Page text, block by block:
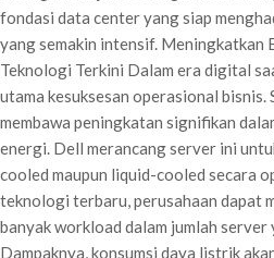
fondasi data center yang siap
yang semakin intensif. Meningkatkan
Teknologi Terkini Dalam era digital
utama kesuksesan operasional
membawa peningkatan signifikan
energi. Dell merancang server ini
cooled maupun liquid-cooled secara
teknologi terbaru, perusahaan dapat
banyak workload dalam jumlah
Dampaknya, konsumsi daya listrik